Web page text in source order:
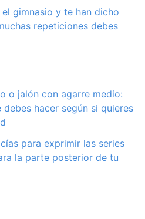
gimnasio y te han dicho
repeticiones debes
o jalón con agarre medio:
hacer según si quieres
para exprimir las series
la parte posterior de tu